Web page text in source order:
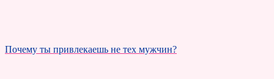
Почему ты привлекаешь не тех мужчин?